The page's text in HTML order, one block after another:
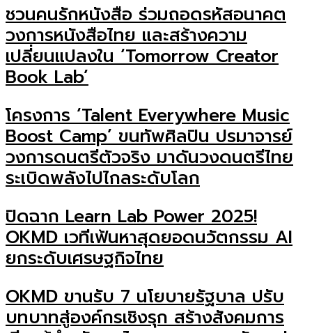
ชวนคนรักหนังสือ ร่วมถอดรหัสอนาคต
วงการหนังสือไทย และสร้างความ
เปลี่ยนแปลงใน ‘Tomorrow Creator
Book Lab’
โครงการ ‘Talent Everywhere Music
Boost Camp’ ขนทัพศิลปิน ปรมาจารย์
วงการดนตรีตัวจริง มาดันวงดนตรีไทย
ระเบิดพลังไปไกลระดับโลก
ปิดฉาก Learn Lab Power 2025!
OKMD เวทีเฟ้นหาสุดยอดนวัตกรรม AI
ยกระดับเศรษฐกิจไทย
OKMD ขานรับ 7 นโยบายรัฐบาล ปรับ
บทบาทสู่องค์กรเชิงรุก สร้างสังคมการ